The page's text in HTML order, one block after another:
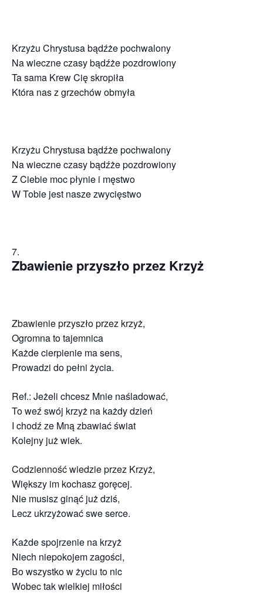
Krzyżu Chrystusa bądźże pochwalony
Na wieczne czasy bądźże pozdrowiony
Ta sama Krew Cię skropiła
Która nas z grzechów obmyła
Krzyżu Chrystusa bądźże pochwalony
Na wieczne czasy bądźże pozdrowiony
Z Ciebie moc płynie i męstwo
W Tobie jest nasze zwycięstwo
Zbawienie przyszło przez Krzyż
Zbawienie przyszło przez krzyż,
Ogromna to tajemnica
Każde cierpienie ma sens,
Prowadzi do pełni życia.
Ref.: Jeżeli chcesz Mnie naśladować,
To weź swój krzyż na każdy dzień
I chodź ze Mną zbawiać świat
Kolejny już wiek.
Codzienność wiedzie przez Krzyż,
Większy im kochasz goręcej.
Nie musisz ginąć już dziś,
Lecz ukrzyżować swe serce.
Każde spojrzenie na krzyż
Niech niepokojem zagości,
Bo wszystko w życiu to nic
Wobec tak wielkiej miłości